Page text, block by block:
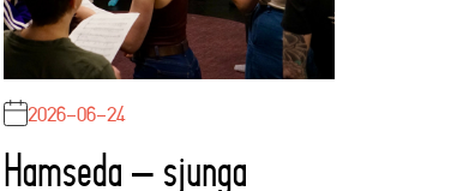
2026-06-24
Hamseda – sjunga